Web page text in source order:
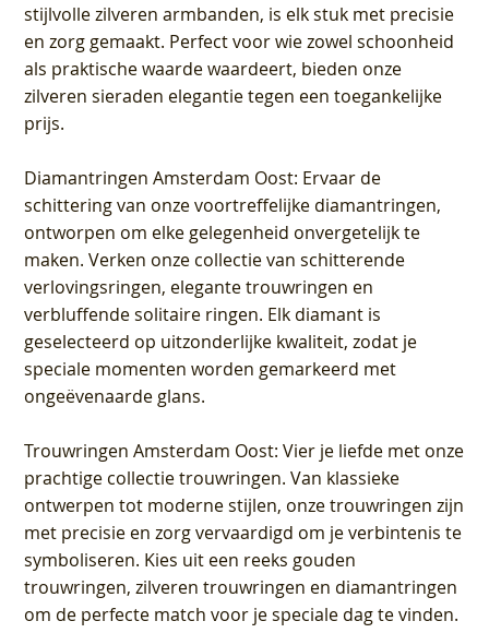
stijlvolle zilveren armbanden, is elk stuk met precisie
en zorg gemaakt. Perfect voor wie zowel schoonheid
als praktische waarde waardeert, bieden onze
zilveren sieraden elegantie tegen een toegankelijke
prijs.
Diamantringen Amsterdam Oost: Ervaar de
schittering van onze voortreffelijke diamantringen,
ontworpen om elke gelegenheid onvergetelijk te
maken. Verken onze collectie van schitterende
verlovingsringen, elegante trouwringen en
verbluffende solitaire ringen. Elk diamant is
geselecteerd op uitzonderlijke kwaliteit, zodat je
speciale momenten worden gemarkeerd met
ongeëvenaarde glans.
Trouwringen Amsterdam Oost: Vier je liefde met onze
prachtige collectie trouwringen. Van klassieke
ontwerpen tot moderne stijlen, onze trouwringen zijn
met precisie en zorg vervaardigd om je verbintenis te
symboliseren. Kies uit een reeks gouden
trouwringen, zilveren trouwringen en diamantringen
om de perfecte match voor je speciale dag te vinden.